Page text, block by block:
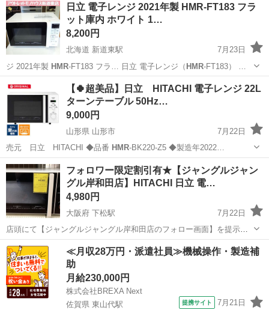
日立 電子レンジ 2021年製 HMR-FT183 フラ
ット庫内 ホワイト 1…
8,200円
北海道 新道東駅
7月23日
ジ 2021年製 HMR-FT183 フラ… 日立 電子レンジ（ HMR-FT183） …
北海道 新道東駅 キッチン家電
【🍀超美品】日立 HITACHI 電子レンジ 22L
ターンテーブル 50Hz…
9,000円
山形県 山形市
7月22日
売元 日立 HITACHI ◆品番 HMR-BK220-Z5 ◆製造年2022…
山形 山形市 キッチン家電
フォロワー限定割引有★【ジャングルジャン
グル岸和田店】HITACHI 日立 電…
4,980円
大阪府 下松駅
7月22日
店頭にて【ジャングルジャングル岸和田店のフォロー画面】を提示し
ていただきますと、表示価格から【7%】オフ！ ジャングルジャング
ル岸和田店 住所 大阪府岸和田市下松町1丁目1-20 ◆◇◆ ただいま買
取強化中！ ◆◇◆...
大阪 岸和田市 下松駅 キッチン家電 ジャングル
≪月収28万円・派遣社員≫機械操作・製造補
助
月給230,000円
株式会社BREXA Next
佐賀県 東山代駅
提携サイト 7月21日